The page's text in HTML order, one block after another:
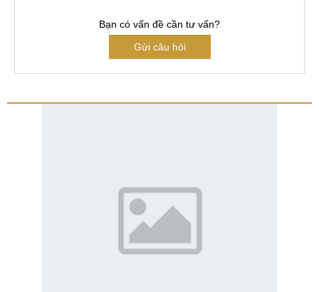
Bạn có vấn đề cần tư vấn?
Gửi câu hỏi